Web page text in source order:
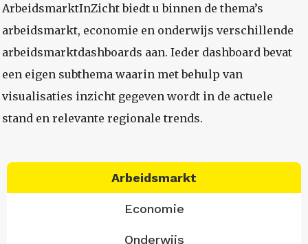
ArbeidsmarktInZicht biedt u binnen de thema’s
arbeidsmarkt, economie en onderwijs verschillende
arbeidsmarktdashboards aan. Ieder dashboard bevat
een eigen subthema waarin met behulp van
visualisaties inzicht gegeven wordt in de actuele
stand en relevante regionale trends.
Arbeidsmarkt
Economie
Onderwijs